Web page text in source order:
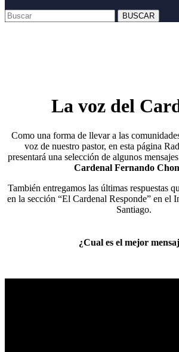
BOTÓN
DE
Buscar:
La voz del
Como una forma de llevar a las
voz de nuestro pastor, en esta página
presentará una selección de algunos
Cardenal Fernando
También entregamos las últimas respuestas
en la sección “El Cardenal Responde” en el
Santiago.
¿Cual es el mejor